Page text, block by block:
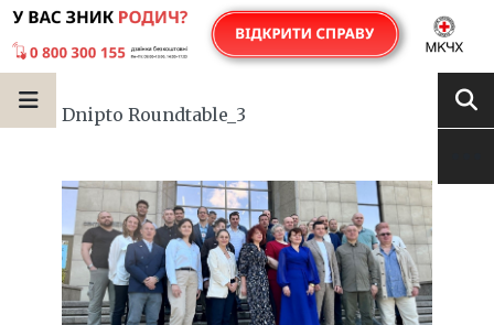
Dnipto Roundtable_3